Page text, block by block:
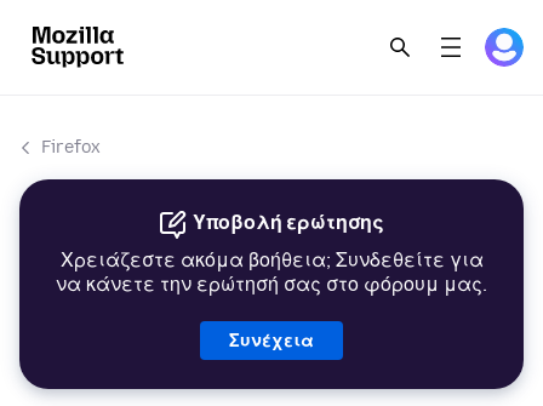
Firefox
Υποβολή ερώτησης
Χρειάζεστε ακόμα βοήθεια; Συνδεθείτε για
να κάνετε την ερώτησή σας στο φόρουμ μας.
Συνέχεια